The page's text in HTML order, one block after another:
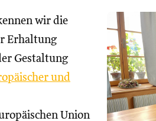
wir die
Erhaltung
Gestaltung
und
Union